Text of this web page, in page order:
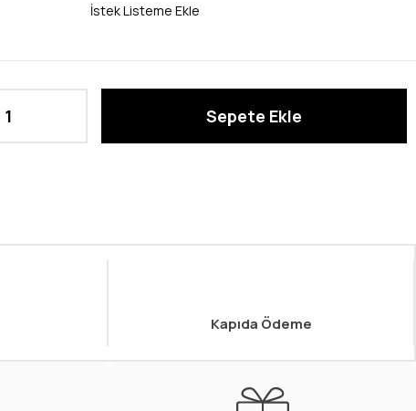
İstek Listeme Ekle
Kapıda Ödeme